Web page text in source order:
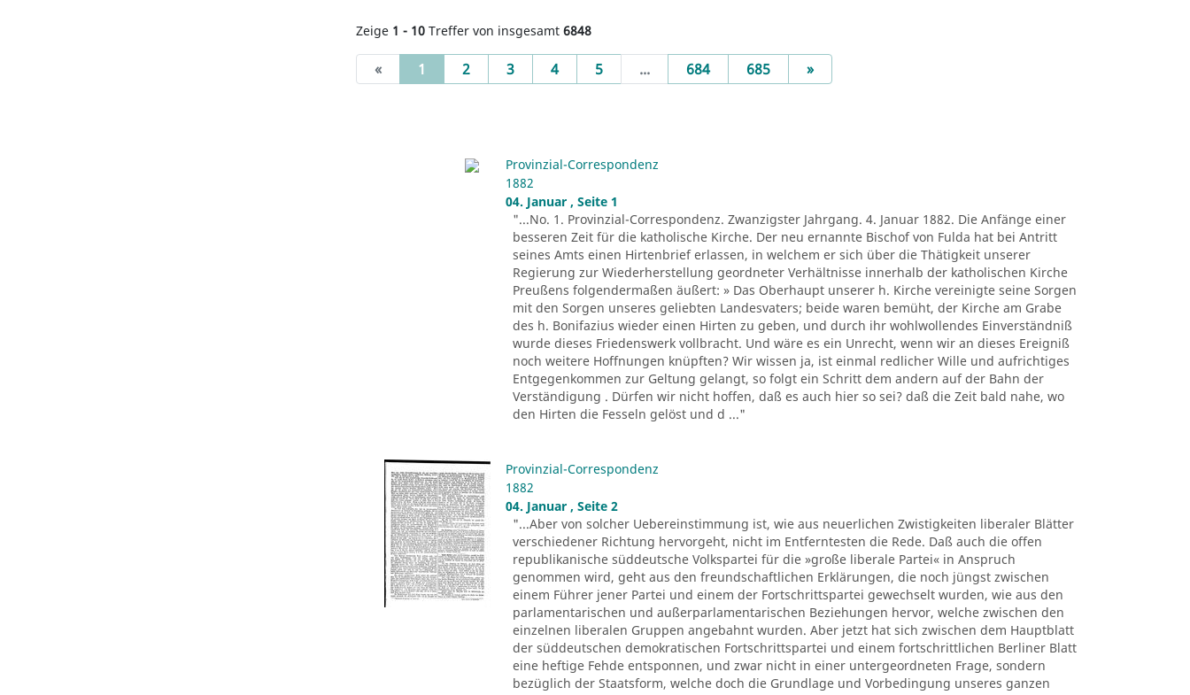
Zeige 1 - 10 Treffer von insgesamt 6848
« 1 (current)
2 3 4 5 ... 684 685 »Next
Provinzial-Correspondenz
1882
04. Januar , Seite 1
"...No. 1. Provinzial-Correspondenz. Zwanzigster Jahrgang. 4. Januar 1882. Die Anfänge einer
besseren Zeit für die katholische Kirche. Der neu ernannte Bischof von Fulda hat bei Antritt
seines Amts einen Hirtenbrief erlassen, in welchem er sich über die Thätigkeit unserer
Regierung zur Wiederherstellung geordneter Verhältnisse innerhalb der katholischen Kirche
Preußens folgendermaßen äußert: » Das Oberhaupt unserer h. Kirche vereinigte seine Sorgen
mit den Sorgen unseres geliebten Landesvaters; beide waren bemüht, der Kirche am Grabe
des h. Bonifazius wieder einen Hirten zu geben, und durch ihr wohlwollendes Einverständniß
wurde dieses Friedenswerk vollbracht. Und wäre es ein Unrecht, wenn wir an dieses Ereigniß
noch weitere Hoffnungen knüpften? Wir wissen ja, ist einmal redlicher Wille und aufrichtiges
Entgegenkommen zur Geltung gelangt, so folgt ein Schritt dem andern auf der Bahn der
Verständigung . Dürfen wir nicht hoffen, daß es auch hier so sei? daß die Zeit bald nahe, wo
den Hirten die Fesseln gelöst und d ..."
Provinzial-Correspondenz
1882
04. Januar , Seite 2
"...Aber von solcher Uebereinstimmung ist, wie aus neuerlichen Zwistigkeiten liberaler Blätter
verschiedener Richtung hervorgeht, nicht im Entferntesten die Rede. Daß auch die offen
republikanische süddeutsche Volkspartei für die »große liberale Partei« in Anspruch
genommen wird, geht aus den freundschaftlichen Erklärungen, die noch jüngst zwischen
einem Führer jener Partei und einem der Fortschrittspartei gewechselt wurden, wie aus den
parlamentarischen und außerparlamentarischen Beziehungen hervor, welche zwischen den
einzelnen liberalen Gruppen angebahnt wurden. Aber jetzt hat sich zwischen dem Hauptblatt
der süddeutschen demokratischen Fortschrittspartei und einem fortschrittlichen Berliner Blatt
eine heftige Fehde entsponnen, und zwar nicht in einer untergeordneten Frage, sondern
bezüglich der Staatsform, welche doch die Grundlage und Vorbedingung unseres ganzen